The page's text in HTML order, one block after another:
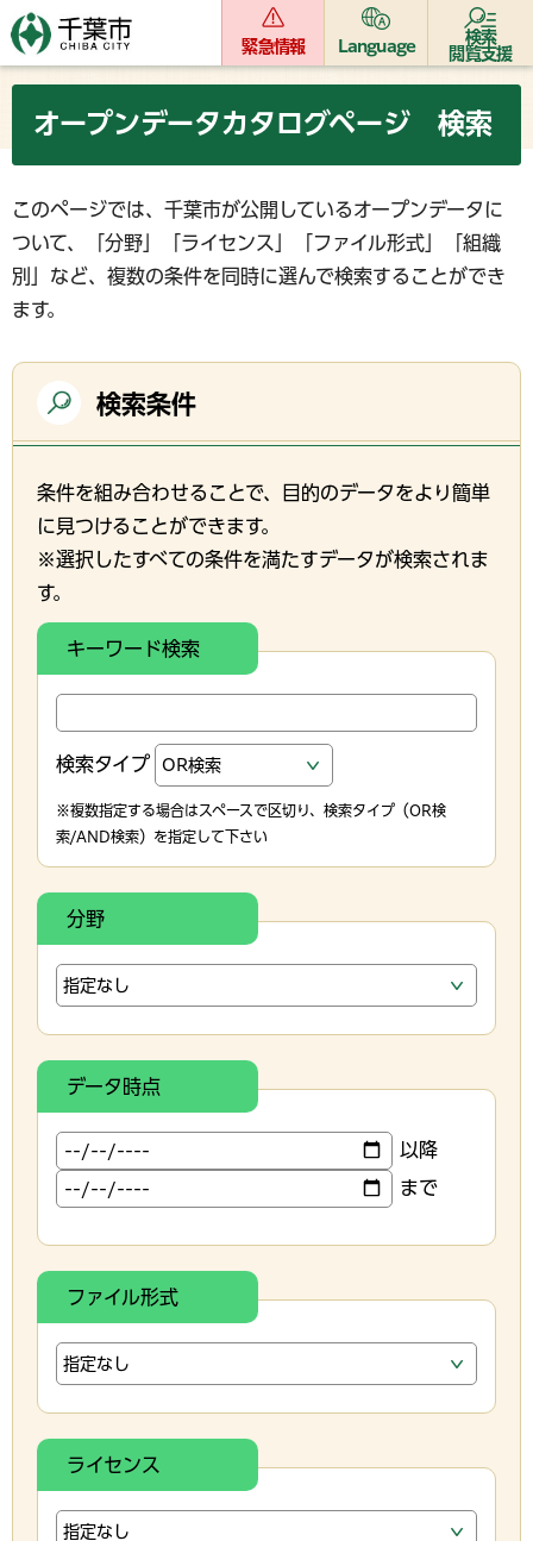
緊急情報 Language
検索
閲覧支援
オープンデータカタログページ 検索
このページでは、千葉市が公開しているオープンデータに
ついて、「分野」「ライセンス」「ファイル形式」「組織
別」など、複数の条件を同時に選んで検索することができ
ます。
検索条件
条件を組み合わせることで、目的のデータをより簡単
に見つけることができます。
※選択したすべての条件を満たすデータが検索されま
す。
キーワード検索
検索タイプ
※複数指定する場合はスペースで区切り、検索タイプ（OR検
索/AND検索）を指定して下さい
分野
データ時点
以降
まで
ファイル形式
ライセンス